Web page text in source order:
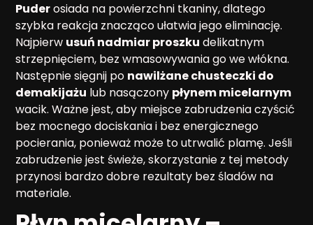
Puderosiada na powierzchni tkaniny, dlatego
szybka reakcja znacząco ułatwia jego eliminację.
Najpierw usuń nadmiar proszku delikatnym
strzepnięciem, bez wmasowywania go we włókna.
Następnie sięgnij po nawilżane chusteczki do
demakijażu lub nasączony płynem micelarnym
wacik. Ważne jest, aby miejsce zabrudzenia czyścić
bez mocnego dociskania i bez energicznego
pocierania, ponieważ może to utrwalić plamę. Jeśli
zabrudzenie jest świeże, skorzystanie z tej metody
przynosi bardzo dobre rezultaty bez śladów na
materiale.